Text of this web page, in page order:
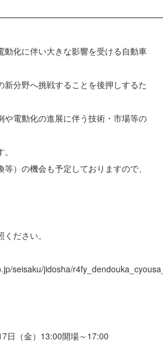
化に伴い大きな影響を受ける自動車
新分野へ挑戦することを後押しするた
や電動化の進展に伴う技術・市場等の
）の機会も予定しておりますので、
ださい。
seisaku/jidosha/
（金）13:00開場～17:00